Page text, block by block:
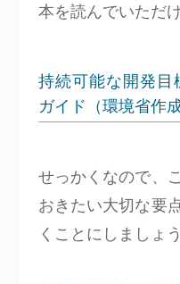
本を読んでいただ
持続可能な開発目
ガイド（環境省作成
せっかくなので、
おきたい大切な要
くことにしましょう